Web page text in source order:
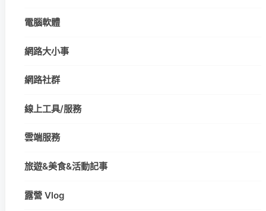
電腦軟體
網路大小事
網路社群
線上工具/服務
雲端服務
旅遊&美食&活動記事
露營 Vlog